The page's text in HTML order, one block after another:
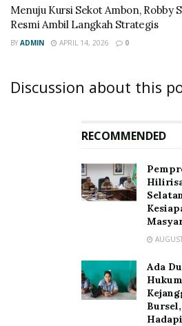
Menuju Kursi Sekot Ambon, Robby
Resmi Ambil Langkah Strategis
BY ADMIN APRIL 14, 2026 0
Discussion about this
RECOMMENDED
Ada